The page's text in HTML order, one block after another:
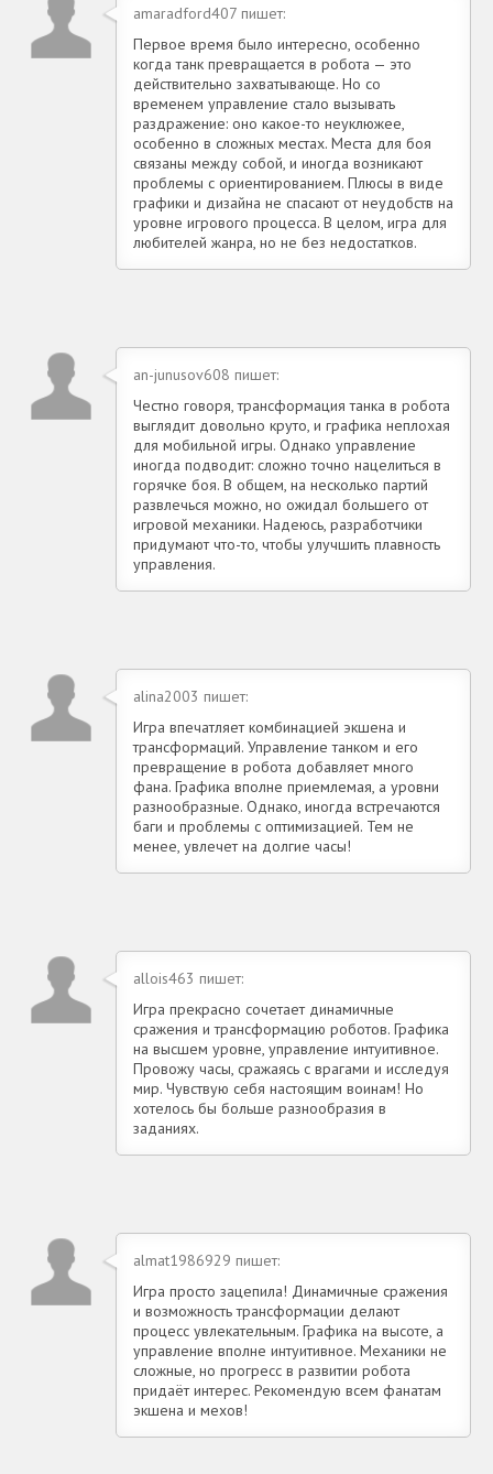
amaradford407 пишет:
Первое время было интересно, особенно
когда танк превращается в робота — это
действительно захватывающе. Но со
временем управление стало вызывать
раздражение: оно какое-то неуклюжее,
особенно в сложных местах. Места для боя
связаны между собой, и иногда возникают
проблемы с ориентированием. Плюсы в виде
графики и дизайна не спасают от неудобств на
уровне игрового процесса. В целом, игра для
любителей жанра, но не без недостатков.
an-junusov608 пишет:
Честно говоря, трансформация танка в робота
выглядит довольно круто, и графика неплохая
для мобильной игры. Однако управление
иногда подводит: сложно точно нацелиться в
горячке боя. В общем, на несколько партий
развлечься можно, но ожидал большего от
игровой механики. Надеюсь, разработчики
придумают что-то, чтобы улучшить плавность
управления.
alina2003 пишет:
Игра впечатляет комбинацией экшена и
трансформаций. Управление танком и его
превращение в робота добавляет много
фана. Графика вполне приемлемая, а уровни
разнообразные. Однако, иногда встречаются
баги и проблемы с оптимизацией. Тем не
менее, увлечет на долгие часы!
allois463 пишет:
Игра прекрасно сочетает динамичные
сражения и трансформацию роботов. Графика
на высшем уровне, управление интуитивное.
Провожу часы, сражаясь с врагами и исследуя
мир. Чувствую себя настоящим воинам! Но
хотелось бы больше разнообразия в
заданиях.
almat1986929 пишет:
Игра просто зацепила! Динамичные сражения
и возможность трансформации делают
процесс увлекательным. Графика на высоте, а
управление вполне интуитивное. Механики не
сложные, но прогресс в развитии робота
придаёт интерес. Рекомендую всем фанатам
экшена и мехов!